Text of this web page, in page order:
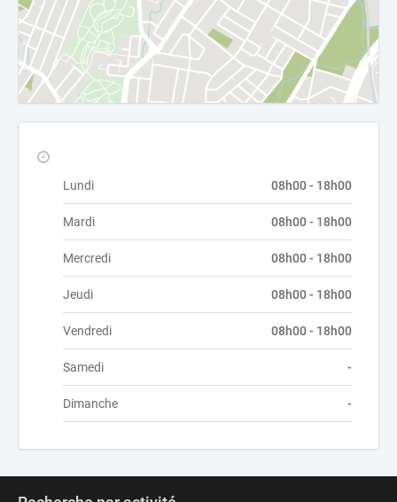
Lundi 08h00 - 18h00
Mardi 08h00 - 18h00
Mercredi 08h00 - 18h00
Jeudi 08h00 - 18h00
Vendredi 08h00 - 18h00
Samedi -
Dimanche -